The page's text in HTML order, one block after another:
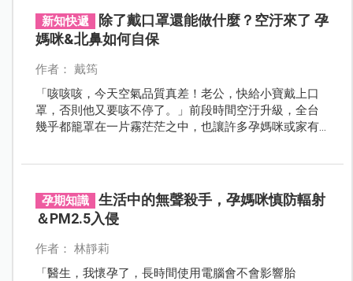
新知快遞
除了戴口罩還能做什麼？空汙來了 孕
媽咪&北鼻如何自保
作者： 戴筠
「咳咳咳，今天空氣品質真差！老公，快給小寶戴上口
罩，否則他又要咳不停了。」前段時間空汙升級，全台
幾乎都籠罩在一片霧茫茫之中，也讓許多孕媽咪或家有
孕期知識
生活中的無聲殺手，孕媽咪慎防輻射
＆PM2.5入侵
作者： 林靜莉
「醫生，我懷孕了，長時間使用電腦會不會影響胎